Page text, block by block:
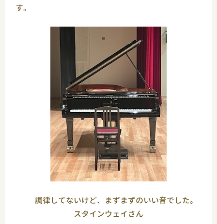
す。
調律してないけど、まずまずのいい音でした。
スタインウェイさん